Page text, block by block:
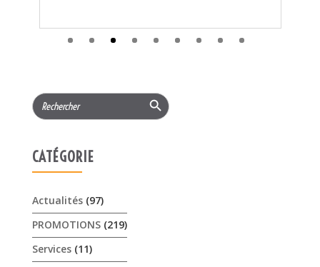
CATÉGORIE
PROMOTIONS
𝟏𝟓% 𝐝𝐞 𝐫𝐞𝐦𝐢𝐬𝐞 cet été sur les …
3 août 2026